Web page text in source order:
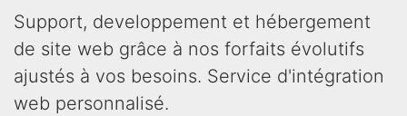
Support, developpement et hébergement
de site web grâce à nos forfaits évolutifs
ajustés à vos besoins. Service d'intégration
web personnalisé.